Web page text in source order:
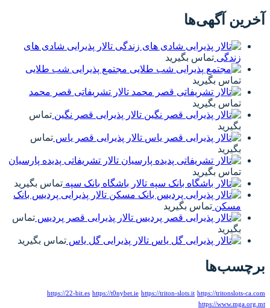
آخرین آگهی‌ها
تالار پذیرایی شادی های
زندگی تماس بگیرید
مجتمع پذیرایی شب طلایی
تماس بگیرید
تالار تشریفاتی قصر محمد
تماس بگیرید
تالار پذیرایی قصر نگین تماس
بگیرید
تالار پذیرایی قصر یاس تماس
بگیرید
تالار تشریفاتی پدیده پارسیان
تماس بگیرید
تالار باشگاه بانک سپه تماس بگیرید
تالار پذیرایی پردیس بانک
مسکن تماس بگیرید
تالار پذیرایی قصر پردیس تماس
بگیرید
تالار پذیرایی گل یاس تماس بگیرید
برچسب‌ها
https://22-bit.es https://t0nybet.ie https://triton-slots.it https://tritonslots-ca.com
https://www.mga.org.mt